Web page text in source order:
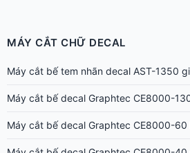
MÁY CẮT CHỮ DECAL
Máy cắt bế tem nhãn decal AST-1350
Máy cắt bế decal Graphtec CE8000-
Máy cắt bế decal Graphtec CE8000-60